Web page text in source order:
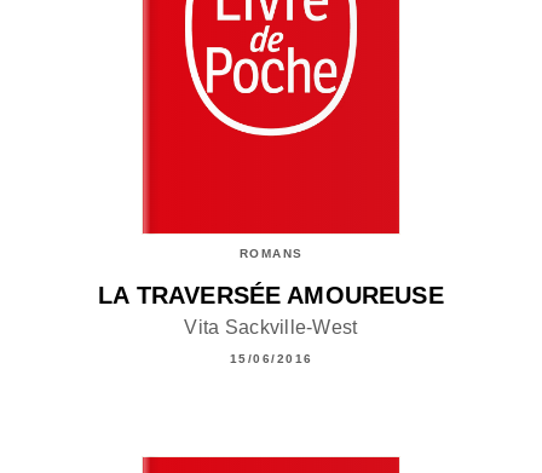
ROMANS
LA TRAVERSÉE AMOUREUSE
Vita Sackville-West
15/06/2016